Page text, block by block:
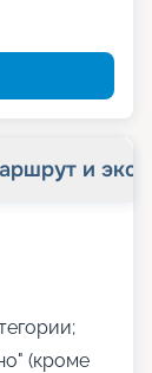
и
(кроме